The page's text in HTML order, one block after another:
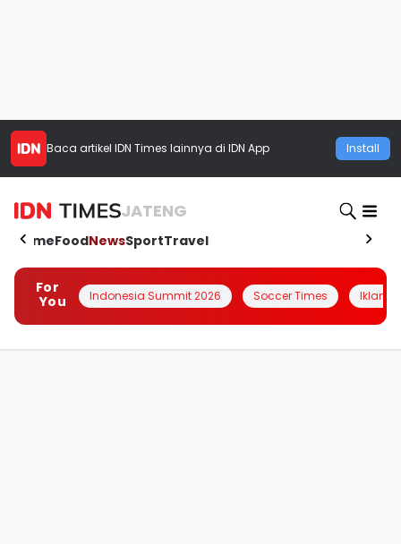
Baca artikel IDN Times lainnya di IDN App Install
JATENG
HomeFoodNewsSportTravel
For
You
Indonesia Summit 2026 Soccer Times Iklanin